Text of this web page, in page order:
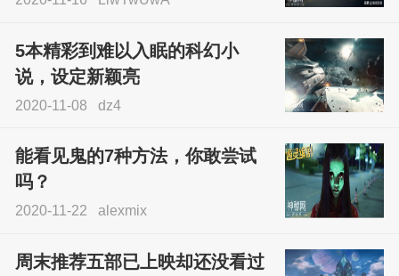
5本精彩到难以入眠的科幻小
说，设定新颖亮
2020-11-08 dz4
能看见鬼的7种方法，你敢尝试
吗？
2020-11-22 alexmix
周末推荐五部已上映却还没看过